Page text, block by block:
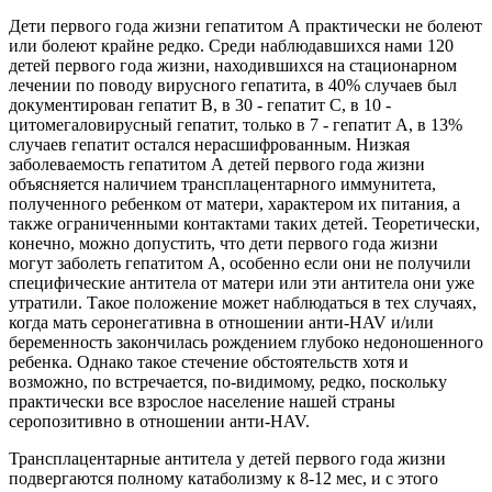
Дети первого года жизни гепатитом А практически не болеют
или болеют крайне редко. Среди наблюдавшихся нами 120
детей первого года жизни, находившихся на стационарном
лечении по поводу вирусного гепатита, в 40% случаев был
документирован гепатит В, в 30 - гепатит С, в 10 -
цитомегаловирусный гепатит, только в 7 - гепатит А, в 13%
случаев гепатит остался нерасшифрованным. Низкая
заболеваемость гепатитом А детей первого года жизни
объясняется наличием трансплацентарного иммунитета,
полученного ребенком от матери, характером их питания, а
также ограниченными контактами таких детей. Теоретически,
конечно, можно допустить, что дети первого года жизни
могут заболеть гепатитом А, особенно если они не получили
специфические антитела от матери или эти антитела они уже
утратили. Такое положение может наблюдаться в тех случаях,
когда мать серонегативна в отношении анти-HAV и/или
беременность закончилась рождением глубоко недоношенного
ребенка. Однако такое стечение обстоятельств хотя и
возможно, по встречается, по-видимому, редко, поскольку
практически все взрослое население нашей страны
серопозитивно в отношении анти-HAV.
Трансплацентарные антитела у детей первого года жизни
подвергаются полному катаболизму к 8-12 мес, и с этого